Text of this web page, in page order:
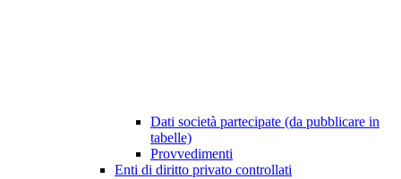
Dati società partecipate (da pubblicare in
tabelle)
Provvedimenti
Enti di diritto privato controllati